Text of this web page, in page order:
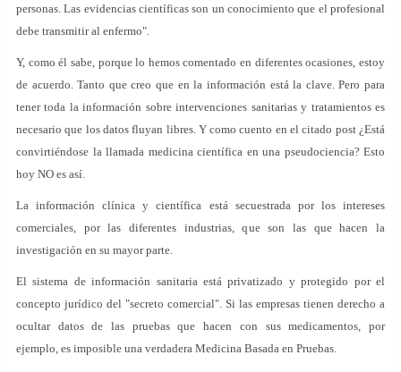
personas. Las evidencias científicas son un conocimiento que el profesional
debe transmitir al enfermo".
Y, como él sabe, porque lo hemos comentado en diferentes ocasiones, estoy
de acuerdo. Tanto que creo que en la información está la clave. Pero para
tener toda la información sobre intervenciones sanitarias y tratamientos es
necesario que los datos fluyan libres. Y como cuento en el citado post ¿Está
convirtiéndose la llamada medicina científica en una pseudociencia? Esto
hoy NO es así.
La información clínica y científica está secuestrada por los intereses
comerciales, por las diferentes industrias, que son las que hacen la
investigación en su mayor parte.
El sistema de información sanitaria está privatizado y protegido por el
concepto jurídico del "secreto comercial". Si las empresas tienen derecho a
ocultar datos de las pruebas que hacen con sus medicamentos, por
ejemplo, es imposible una verdadera Medicina Basada en Pruebas.